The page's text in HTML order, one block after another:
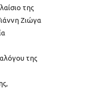
της
Ζιώγα
της